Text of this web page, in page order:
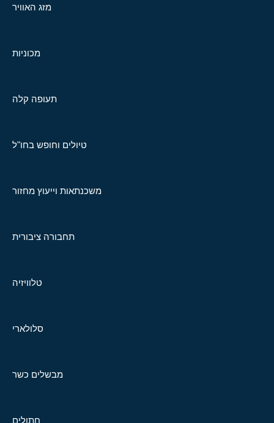
מזג האוויר
מכוניות
תעופה קלה
טיולים וחופש בחו"ל
משכנתאות וייעוץ מחזור
תחבורה ציבורית
טלוויזיה
סלולארי
מבשלים כשר
חתולים